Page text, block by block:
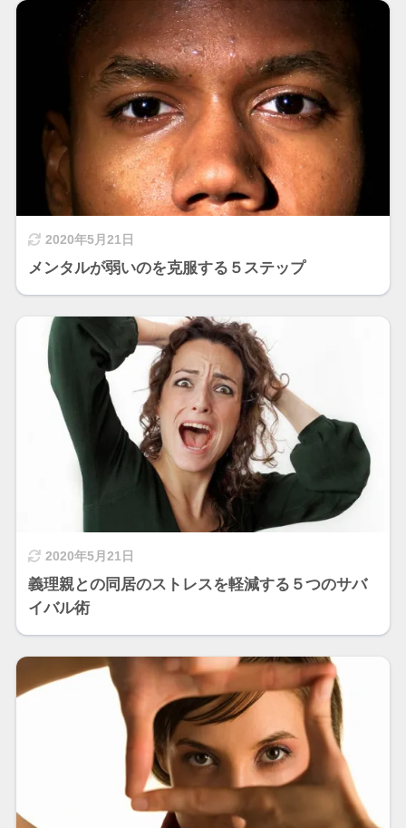
2020年5月21日
メンタルが弱いのを克服する５ステップ
2020年5月21日
義理親との同居のストレスを軽減する５つのサバ
イバル術